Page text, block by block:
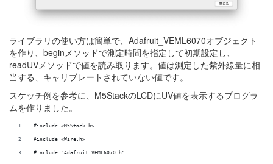
ライブラリの使い方は簡単で、Adafruit_VEML6070オブジェクト
を作り、beginメソッドで測定時間を指定して初期設定し、
readUVメソッドで値を読み取ります。値は測定した紫外線量に相
当する、キャリブレートされていない値です。
スケッチ例を参考に、M5StackのLCDにUV値を表示するプログラ
ムを作りました。
#include <M5Stack.h>
#include <Wire.h>
#include "Adafruit_VEML6070.h"